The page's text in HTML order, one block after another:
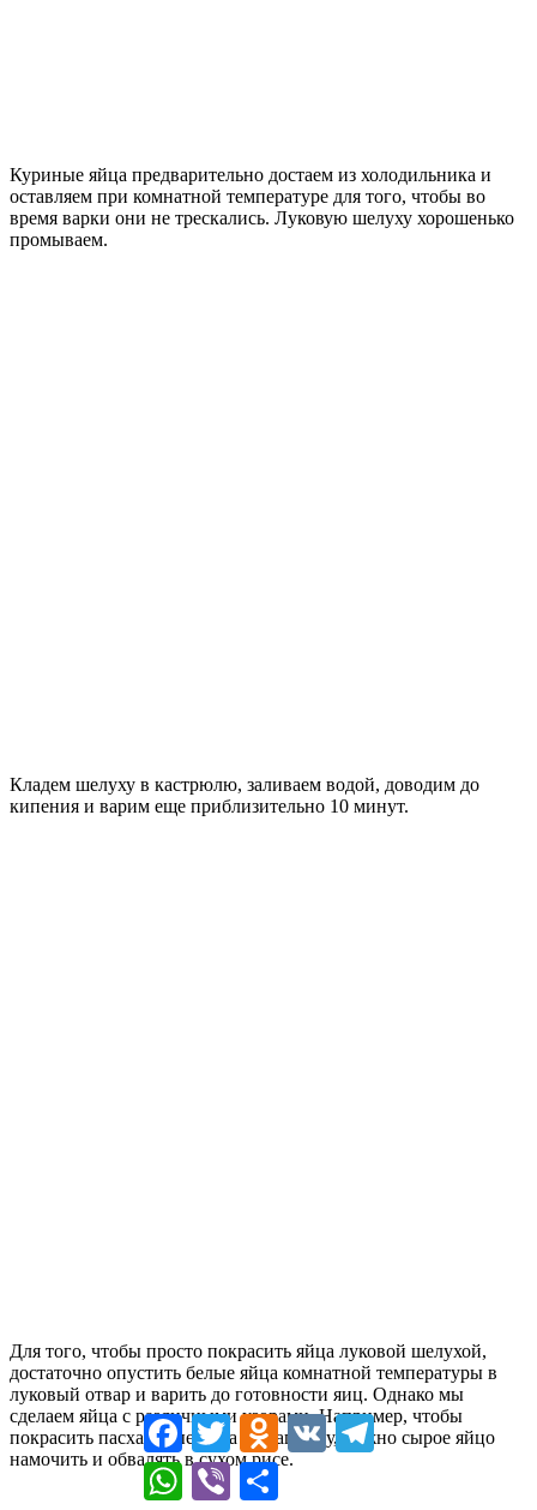
Куриные яйца предварительно достаем из холодильника и
оставляем при комнатной температуре для того, чтобы во
время варки они не трескались. Луковую шелуху хорошенько
промываем.
Кладем шелуху в кастрюлю, заливаем водой, доводим до
кипения и варим еще приблизительно 10 минут.
Для того, чтобы просто покрасить яйца луковой шелухой,
достаточно опустить белые яйца комнатной температуры в
луковый отвар и варить до готовности яиц. Однако мы
сделаем яйца с различными узорами. Например, чтобы
покрасить пасхальные яйца в крапинку, нужно сырое яйцо
намочить и обвалять в сухом рисе.
FacebookTwitterOdnoklassniki
VK Telegram
WhatsApp
Viber Отправить